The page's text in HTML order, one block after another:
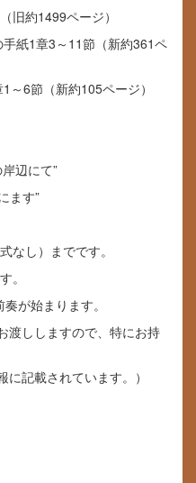
旧約1499ページ）
紙1章3～11節（新約361ペ
6節（新約105ページ）
辺にて”
ます”
なし）までです。
。
が始まります。
渡ししますので、特にお持
に記載されています。）